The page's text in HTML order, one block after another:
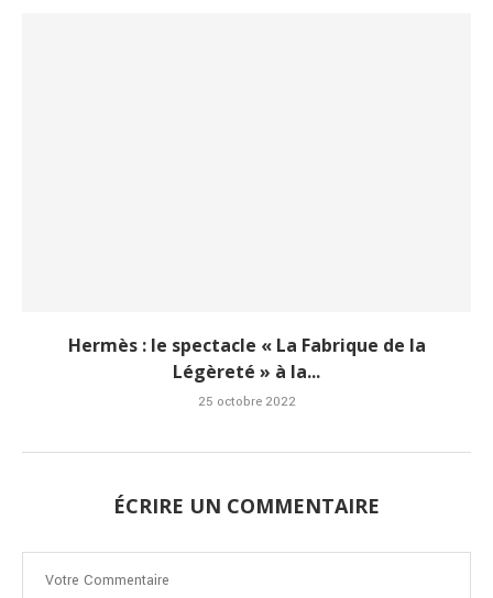
Hermès : le spectacle « La Fabrique de la
Légèreté » à la...
25 octobre 2022
ÉCRIRE UN COMMENTAIRE